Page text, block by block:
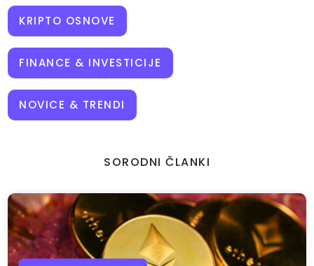
KRIPTO OSNOVE
FINANCE & INVESTICIJE
NOVICE & TRENDI
SORODNI ČLANKI